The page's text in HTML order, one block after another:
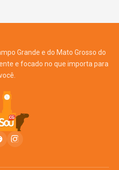
Grande e do Mato Grosso do
e focado no que importa para